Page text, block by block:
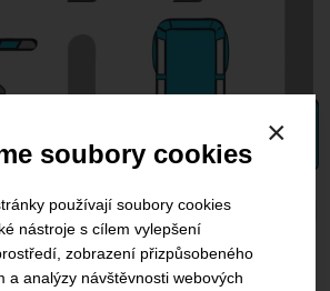
×
soubory cookies
používají soubory cookies
nástroje s cílem vylepšení
zobrazení přizpůsobeného
a analýzy návštěvnosti webových